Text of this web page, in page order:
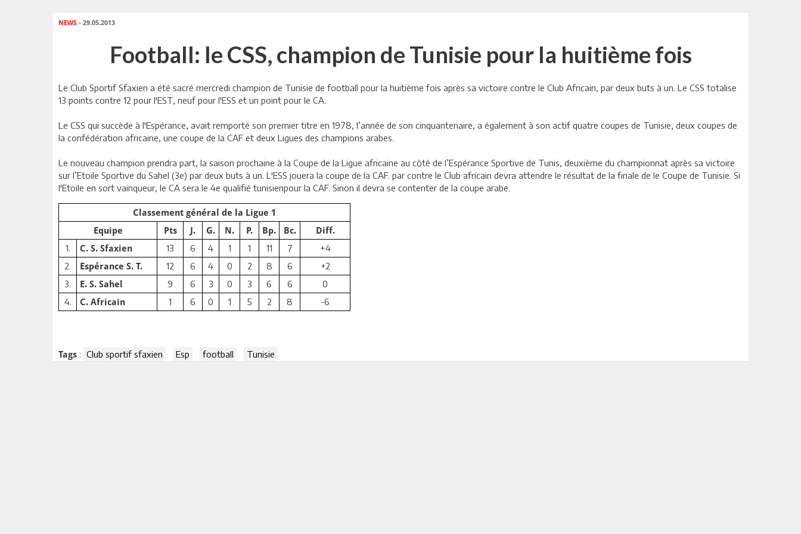
NEWS - 29.05.2013
Football: le CSS, champion de Tunisie pour la huitième fois
Le Club Sportif Sfaxien a été sacré mercredi champion de Tunisie de football pour la huitième fois après sa victoire contre le Club Africain, par deux buts à un. Le CSS totalise
13 points contre 12 pour l'EST, neuf pour l'ESS et un point pour le CA.
Le CSS qui succède à l'Espérance, avait remporté son premier titre en 1978, l’année de son cinquantenaire, a également à son actif quatre coupes de Tunisie, deux coupes de
la confédération africaine, une coupe de la CAF et deux Ligues des champions arabes.
Le nouveau champion prendra part, la saison prochaine à la Coupe de la Ligue africaine au côté de l’Espérance Sportive de Tunis, deuxième du championnat après sa victoire
sur l’Etoile Sportive du Sahel (3e) par deux buts à un. L'ESS jouera la coupe de la CAF. par contre le Club africain devra attendre le résultat de la finale de le Coupe de Tunisie. Si
l'Etoile en sort vainqueur, le CA sera le 4e qualifié tunisienpour la CAF. Sinon il devra se contenter de la coupe arabe.
Classement général de la Ligue 1
Equipe
Pts J. G. N. P. Bp. Bc.
Diff.
1.
C. S. Sfaxien 13 6 4 1 1 11 7
+4
2.
Espérance S. T. 12 6 4 0 2 8 6
+2
3.
E. S. Sahel 9 6 3 0 3 6 6
0
4.
C. Africain 1 6 0 1 5 2 8 -6
Tags : Club sportif sfaxien Esp football Tunisie